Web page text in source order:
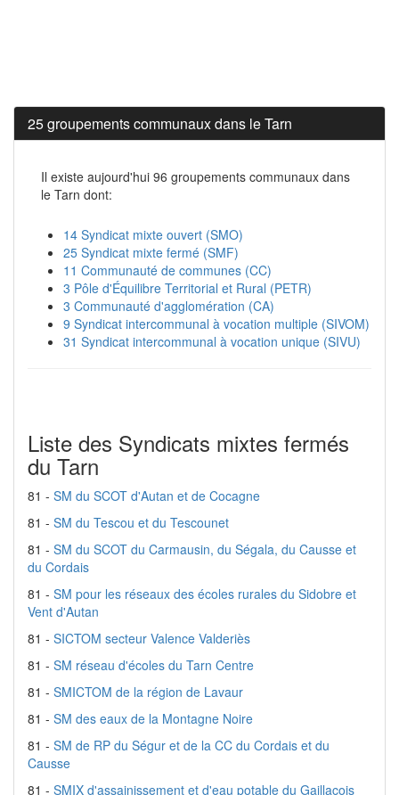
25 groupements communaux dans le Tarn
Il existe aujourd'hui 96 groupements communaux dans
le Tarn dont:
14 Syndicat mixte ouvert (SMO)
25 Syndicat mixte fermé (SMF)
11 Communauté de communes (CC)
3 Pôle d'Équilibre Territorial et Rural (PETR)
3 Communauté d'agglomération (CA)
9 Syndicat intercommunal à vocation multiple (SIVOM)
31 Syndicat intercommunal à vocation unique (SIVU)
Liste des Syndicats mixtes fermés
du Tarn
81 - SM du SCOT d'Autan et de Cocagne
81 - SM du Tescou et du Tescounet
81 - SM du SCOT du Carmausin, du Ségala, du Causse et
du Cordais
81 - SM pour les réseaux des écoles rurales du Sidobre et
Vent d'Autan
81 - SICTOM secteur Valence Valderiès
81 - SM réseau d'écoles du Tarn Centre
81 - SMICTOM de la région de Lavaur
81 - SM des eaux de la Montagne Noire
81 - SM de RP du Ségur et de la CC du Cordais et du
Causse
81 - SMIX d'assainissement et d'eau potable du Gaillacois